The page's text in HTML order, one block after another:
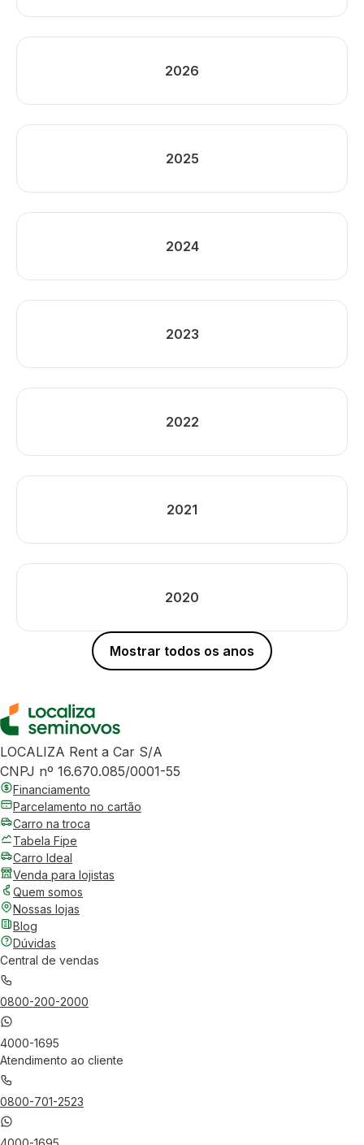
2026
2025
2024
2023
2022
2021
2020
Mostrar todos os anos
LOCALIZA Rent a Car S/A
CNPJ nº 16.670.085/0001-55
Financiamento
Parcelamento no cartão
Carro na troca
Tabela Fipe
Carro Ideal
Venda para lojistas
Quem somos
Nossas lojas
Blog
Dúvidas
Central de vendas
0800-200-2000
4000-1695
Atendimento ao cliente
0800-701-2523